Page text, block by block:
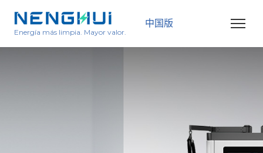
Energía más limpia. Mayor valor.
中国版